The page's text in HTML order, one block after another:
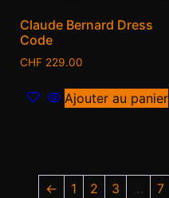
Claude Bernard Dress
Code
CHF 229.00
Ajouter au panier
← 1 2 3 … 7